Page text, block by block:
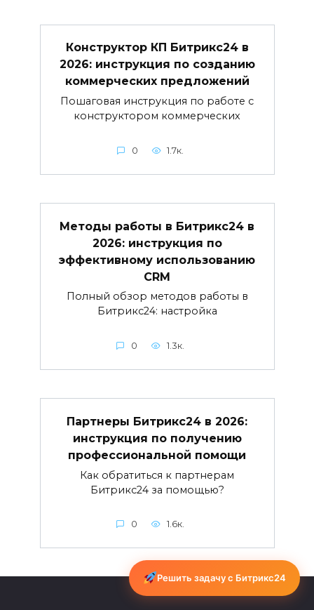
Конструктор КП Битрикс24 в
2026: инструкция по созданию
коммерческих предложений
Пошаговая инструкция по работе с
конструктором коммерческих
0 1.7к.
Методы работы в Битрикс24 в
2026: инструкция по
эффективному использованию
CRM
Полный обзор методов работы в
Битрикс24: настройка
0 1.3к.
Партнеры Битрикс24 в 2026:
инструкция по получению
профессиональной помощи
Как обратиться к партнерам
Битрикс24 за помощью?
0 1.6к.
Решить задачу с Битрикс24